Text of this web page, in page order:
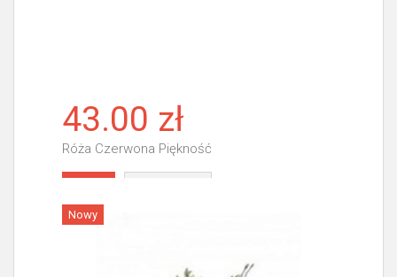
43.00 zł
Róża Czerwona Piękność
Nowy